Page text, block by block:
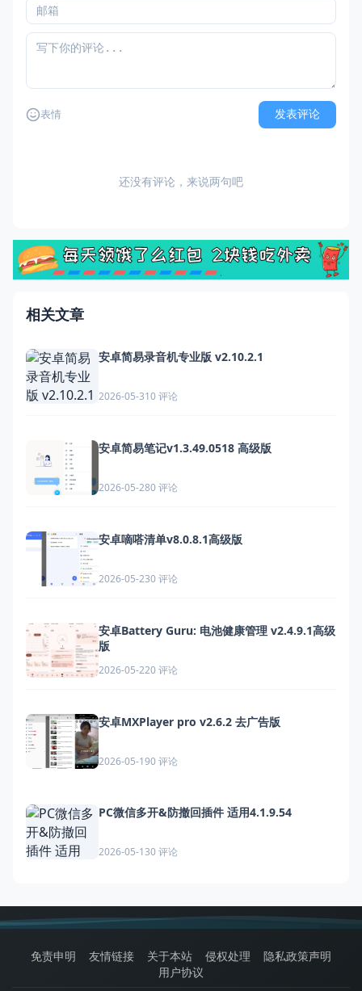
表情 发表评论
还没有评论，来说两句吧
相关文章
安卓简易录音机专业版 v2.10.2.1
2026-05-310 评论
安卓简易笔记v1.3.49.0518 高级版
2026-05-280 评论
安卓嘀嗒清单v8.0.8.1高级版
2026-05-230 评论
安卓Battery Guru: 电池健康管理 v2.4.9.1高级
版
2026-05-220 评论
安卓MXPlayer pro v2.6.2 去广告版
2026-05-190 评论
PC微信多开&防撤回插件 适用4.1.9.54
2026-05-130 评论
免责申明 友情链接 关于本站 侵权处理
隐私政策声明
用户协议